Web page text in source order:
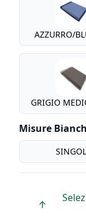
AZZURRO/
GRIGIO
Misure
misure